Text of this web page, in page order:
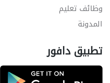
وظائف تعليم
المدونة
تطبيق دافور